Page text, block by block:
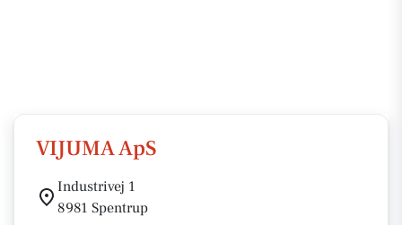
VIJUMA ApS
Industrivej 1
8981 Spentrup